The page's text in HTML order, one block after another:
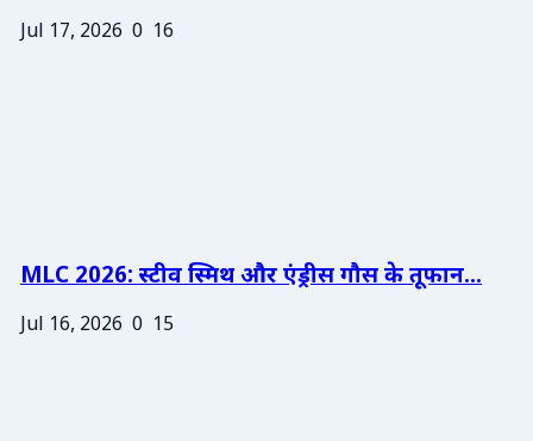
Jul 17, 2026 0 16
MLC 2026: स्टीव स्मिथ और एंड्रीस गौस के तूफान...
Jul 16, 2026 0 15